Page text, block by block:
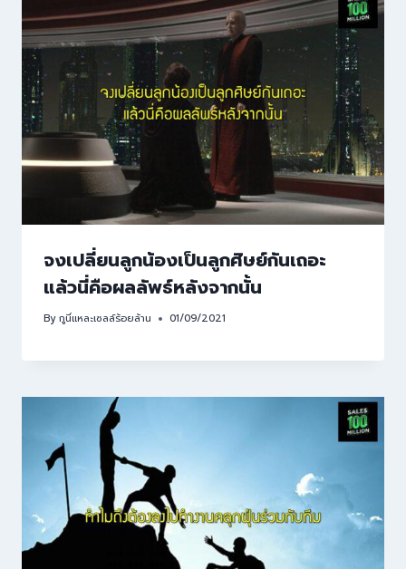
จงเปลี่ยนลูกน้องเป็นลูกศิษย์กันเถอะ
แล้วนี่คือผลลัพธ์หลังจากนั้น
Byกูนี่แหละเซลล์ร้อยล้าน 01/09/2021